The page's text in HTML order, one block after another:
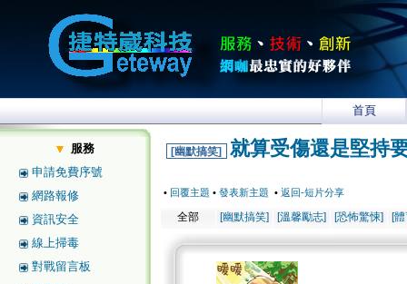
首頁
服務
申請免費序號
網路報修
資訊安全
線上掃毒
對戰留言板
[幽默搞笑] 就算受傷還是堅持
• 回覆主題 • 發表新主題 • 返回-短片分享
全部 [幽默搞笑] [溫馨勵志] [恐怖驚悚] [